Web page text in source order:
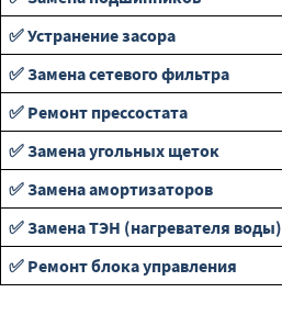
✅ Устранение засора
✅ Замена сетевого фильтра
✅ Ремонт прессостата
✅ Замена угольных щеток
✅ Замена амортизаторов
✅ Замена ТЭН (нагревателя воды)
✅ Ремонт блока управления